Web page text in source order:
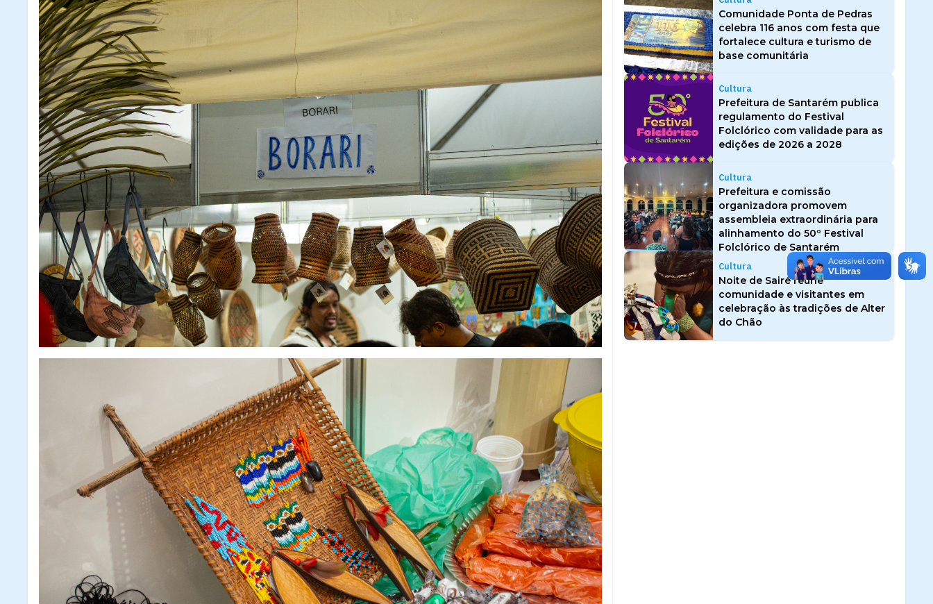
Comunidade Ponta de Pedras
celebra 116 anos com festa que
fortalece cultura e turismo de
base comunitária
Cultura
Prefeitura de Santarém publica
regulamento do Festival
Folclórico com validade para as
edições de 2026 a 2028
Cultura
Prefeitura e comissão
organizadora promovem
assembleia extraordinária para
alinhamento do 50º Festival
Folclórico de Santarém
Cultura
Noite de Sairé reúne
comunidade e visitantes em
celebração às tradições de Alter
do Chão